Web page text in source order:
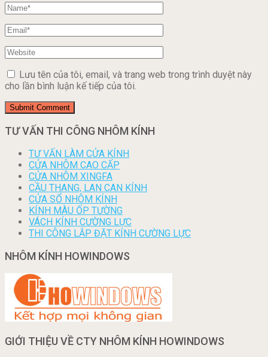
Lưu tên của tôi, email, và trang web trong trình duyệt này
cho lần bình luận kế tiếp của tôi.
TƯ VẤN THI CÔNG NHÔM KÍNH
TƯ VẤN LÀM CỬA KÍNH
CỬA NHÔM CAO CẤP
CỬA NHÔM XINGFA
CẦU THANG, LAN CAN KÍNH
CỬA SỔ NHÔM KÍNH
KÍNH MÀU ỐP TƯỜNG
VÁCH KÍNH CƯỜNG LỰC
THI CÔNG LẮP ĐẶT KÍNH CƯỜNG LỰC
NHÔM KÍNH HOWINDOWS
GIỚI THIỆU VỀ CTY NHÔM KÍNH HOWINDOWS